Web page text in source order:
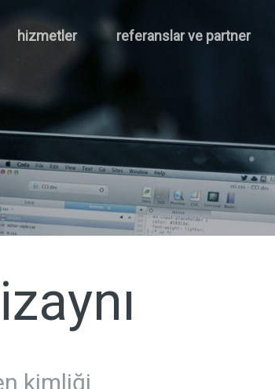
hizmetler referanslar ve partner
kimliği